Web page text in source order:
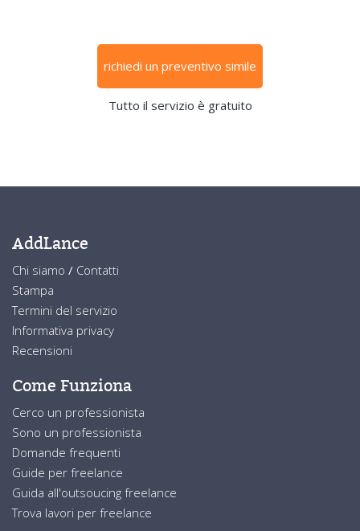
richiedi un preventivo simile
Tutto il servizio è gratuito
AddLance
Chi siamo / Contatti
Stampa
Termini del servizio
Informativa privacy
Recensioni
Come Funziona
Cerco un professionista
Sono un professionista
Domande frequenti
Guide per freelance
Guida all'outsoucing freelance
Trova lavori per freelance